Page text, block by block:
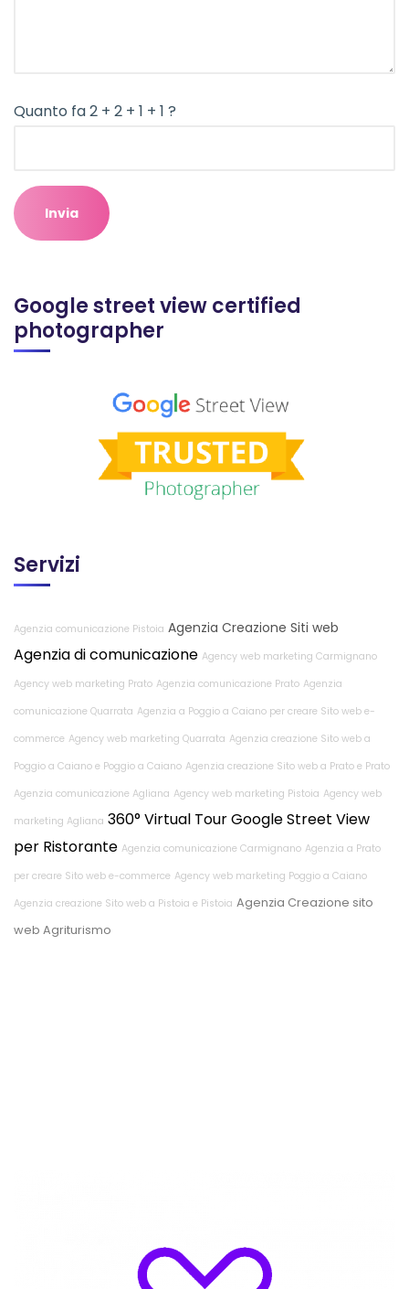
Quanto fa 2 + 2 + 1 + 1 ?
Google street view certified
photographer
Servizi
Agenzia comunicazione Pistoia Agenzia Creazione Siti web
Agenzia di comunicazione Agency web marketing Carmignano
Agency web marketing Prato Agenzia comunicazione Prato Agenzia
comunicazione Quarrata Agenzia a Poggio a Caiano per creare Sito web e-
commerce Agency web marketing Quarrata Agenzia creazione Sito web a
Poggio a Caiano e Poggio a Caiano Agenzia creazione Sito web a Prato e Prato
Agenzia comunicazione Agliana Agency web marketing Pistoia Agency web
marketing Agliana 360° Virtual Tour Google Street View
per Ristorante Agenzia comunicazione Carmignano Agenzia a Prato
per creare Sito web e-commerce Agency web marketing Poggio a Caiano
Agenzia creazione Sito web a Pistoia e Pistoia Agenzia Creazione sito
web Agriturismo